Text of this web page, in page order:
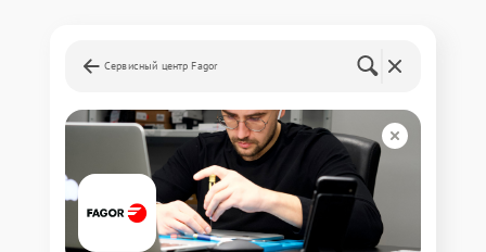
Сервисный центр Fagor